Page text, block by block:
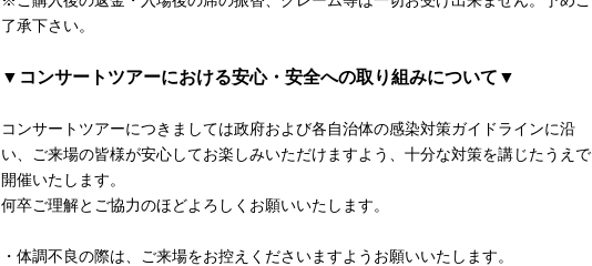
了承下さい。
▼コンサートツアーにおける安心・安全への取り組みについて▼
コンサートツアーにつきましては政府および各自治体の感染対策ガイドラインに沿
い、ご来場の皆様が安心してお楽しみいただけますよう、十分な対策を講じたうえで
開催いたします。
何卒ご理解とご協力のほどよろしくお願いいたします。
・体調不良の際は、ご来場をお控えくださいますようお願いいたします。